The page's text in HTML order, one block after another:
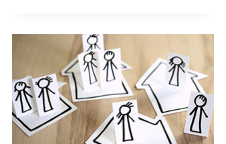
TV]
ENTRETIEN
AVEC
MODUS
VIVENDI
:
QUE
DEVIENT
FÊTE?